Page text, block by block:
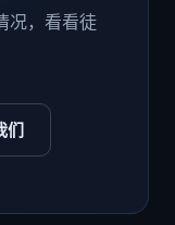
况，看看徒
们